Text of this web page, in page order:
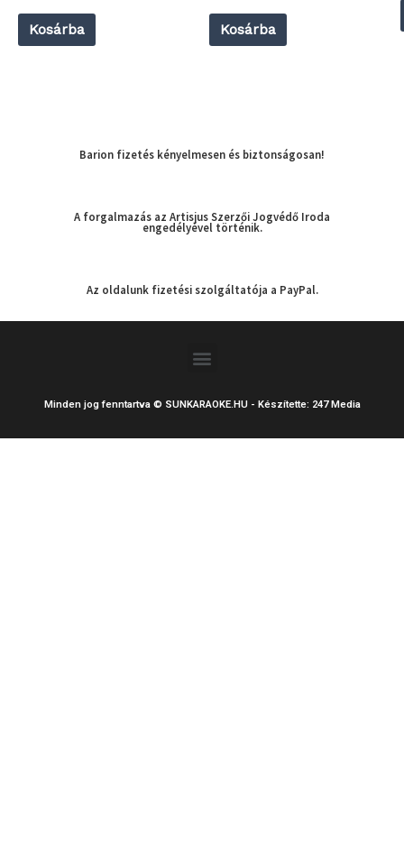
Kosárba Kosárba
Barion fizetés kényelmesen és biztonságosan!
A forgalmazás az Artisjus Szerzői Jogvédő Iroda
engedélyével történik.
Az oldalunk fizetési szolgáltatója a PayPal.
Menu
Minden jog fenntartva © SUNKARAOKE.HU - Készítette: 247 Media